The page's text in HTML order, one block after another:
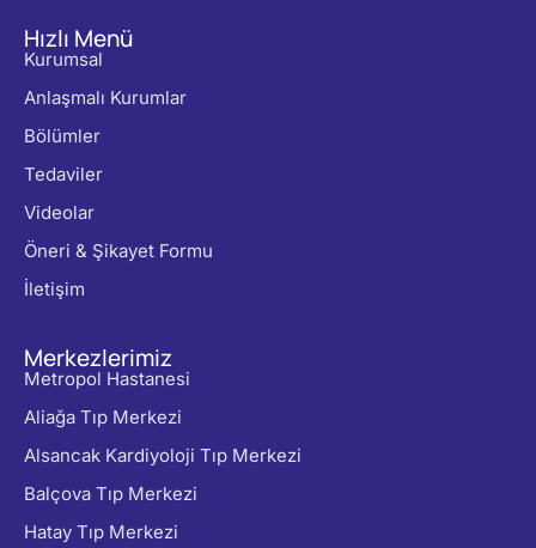
Hızlı Menü
Kurumsal
Anlaşmalı Kurumlar
Bölümler
Tedaviler
Videolar
Öneri & Şikayet Formu
İletişim
Merkezlerimiz
Metropol Hastanesi
Aliağa Tıp Merkezi
Alsancak Kardiyoloji Tıp Merkezi
Balçova Tıp Merkezi
Hatay Tıp Merkezi